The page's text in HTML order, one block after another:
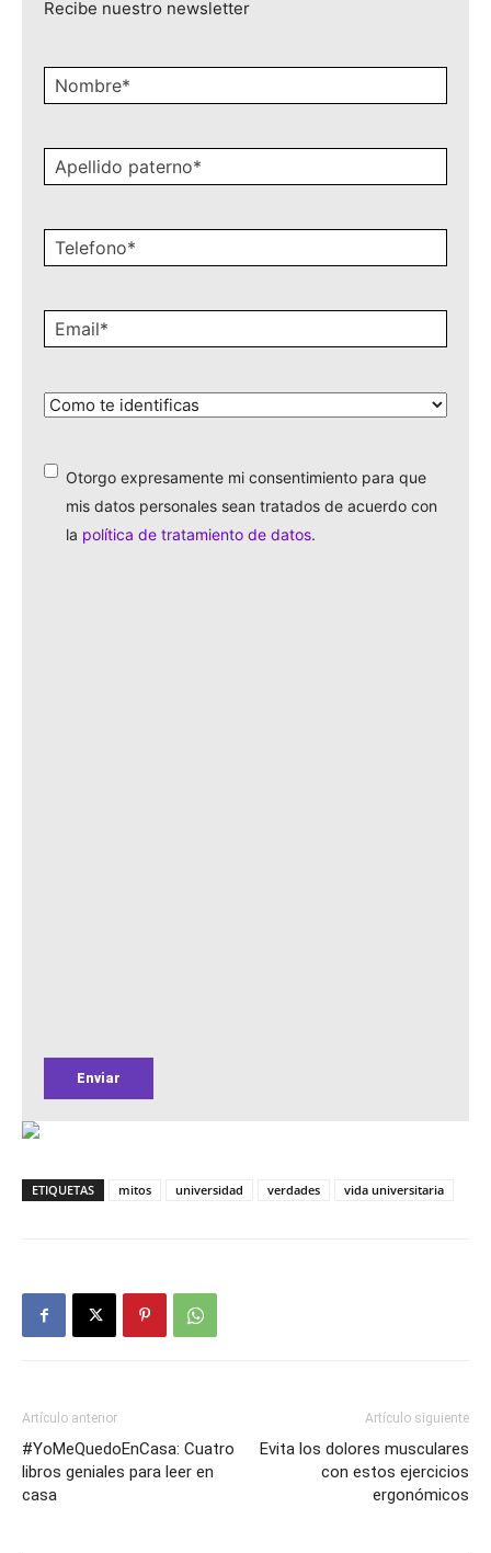
Recibe nuestro newsletter
Nombre*
Apellido
paterno*
Celular*
Email*
¿Cómo
identificas?
*
Otorgo expresamente mi consentimiento para que
mis datos personales sean tratados de acuerdo con
la política de tratamiento de datos.
ETIQUETAS mitos universidad verdades vida universitaria
Artículo anterior
#YoMeQuedoEnCasa: Cuatro
libros geniales para leer en
casa
Artículo siguiente
Evita los dolores musculares
con estos ejercicios
ergonómicos